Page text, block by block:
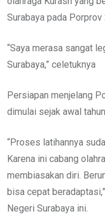
Surabaya pada Porprov
“Saya merasa sangat
Surabaya,” celetuknya
Persiapan menjelang
dimulai sejak awal
“Proses latihannya
Karena ini cabang
membiasakan diri.
bisa cepat
Negeri Surabaya ini.